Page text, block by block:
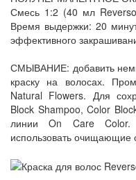
Смесь 1:2 (40 мл
Время выдержки: 20
эффективного
СМЫВАНИЕ: добавить
краску на волосах.
Natural Flowers. Для
Block Shampoo, Color
линии On Care
использовать очищающие